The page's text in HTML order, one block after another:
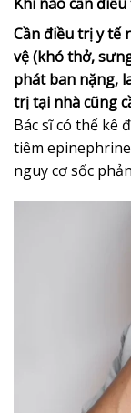
Cần điều trị y tế
vệ (khó thở,
phát ban nặng,
trị tại nhà cũng
Bác sĩ có thể kê
tiêm
nguy cơ sốc